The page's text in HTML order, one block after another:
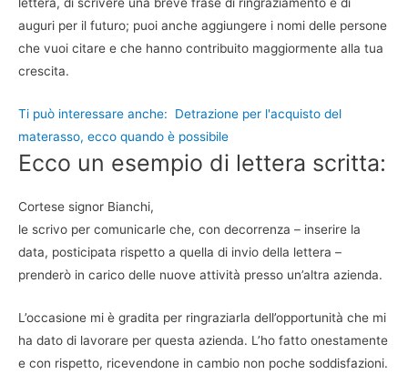
auguri per il futuro; puoi anche aggiungere i nomi delle persone
che vuoi citare e che hanno contribuito maggiormente alla tua
crescita.
Ti può interessare anche:
Detrazione per l'acquisto del
materasso, ecco quando è possibile
Ecco un esempio di lettera scritta:
Cortese signor Bianchi,
le scrivo per comunicarle che, con decorrenza – inserire la
data, posticipata rispetto a quella di invio della lettera –
prenderò in carico delle nuove attività presso un’altra azienda.
L’occasione mi è gradita per ringraziarla dell’opportunità che mi
ha dato di lavorare per questa azienda. L’ho fatto onestamente
e con rispetto, ricevendone in cambio non poche soddisfazioni.